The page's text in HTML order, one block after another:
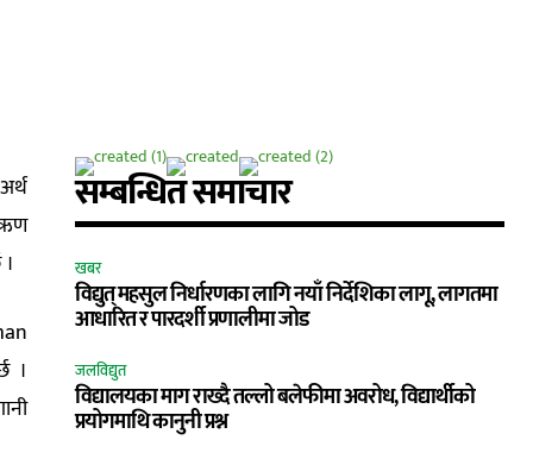
ऋण
।
सम्बन्धित समाचार
खबर
विद्युत् महसुल निर्धारणका लागि नयाँ निर्देशिका लागू, लागतमा
आधारित र पारदर्शी प्रणालीमा जोड
जलविद्युत
विद्यालयका माग राख्दै तल्लो बलेफीमा अवरोध, विद्यार्थीको
प्रयोगमाथि कानुनी प्रश्न